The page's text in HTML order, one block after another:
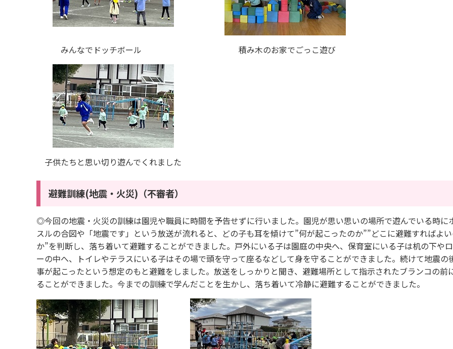
みんなでドッチボール 積み木のお家でごっこ遊び
子供たちと思い切り遊んでくれました
避難訓練(地震・火災)（不審者）
◎今回の地震・火災の訓練は園児や職員に時間を予告せずに行いました。園児が思い思いの場所で遊んでいる時に
スルの合図や「地震です」という放送が流れると、どの子も耳を傾けて”何が起こったのか””どこに避難すればよ
か”を判断し、落ち着いて避難することができました。戸外にいる子は園庭の中央へ、保育室にいる子は机の下や
ーの中へ、トイレやテラスにいる子はその場で頭を守って座るなどして身を守ることができました。続けて地震の
事が起こったという想定のもと避難をしました。放送をしっかりと聞き、避難場所として指示されたブランコの前
ることができました。今までの訓練で学んだことを生かし、落ち着いて冷静に避難することができました。